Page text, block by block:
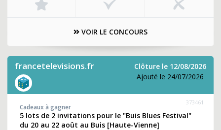
VOIR LE CONCOURS
francetelevisions.fr
Clôture le 12/08/2026
Ajouté le 24/07/2026
373461
Cadeaux à gagner
5 lots de 2 invitations pour le "Buis Blues Festival"
du 20 au 22 août au Buis [Haute-Vienne]